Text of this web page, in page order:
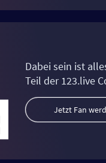
Dabei sein ist
Teil der 123.live
Jetzt Fan